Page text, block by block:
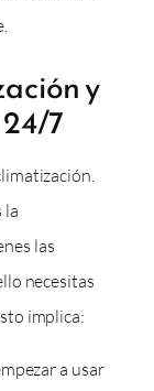
y
7
la
las
necesitas
implica:
a usar